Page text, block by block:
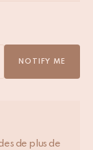
NOTIFY ME
de plus de